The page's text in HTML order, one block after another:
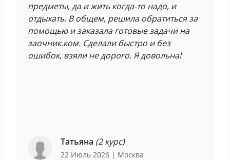
предметы, да и жить когда-то надо, и
отдыхать. В общем, решила обратиться за
помощью и заказала готовые задачи на
заочник.ком. Сделали быстро и без
ошибок, взяли не дорого. Я довольна!
Татьяна (2 курс)
22 Июль 2026 | Москва